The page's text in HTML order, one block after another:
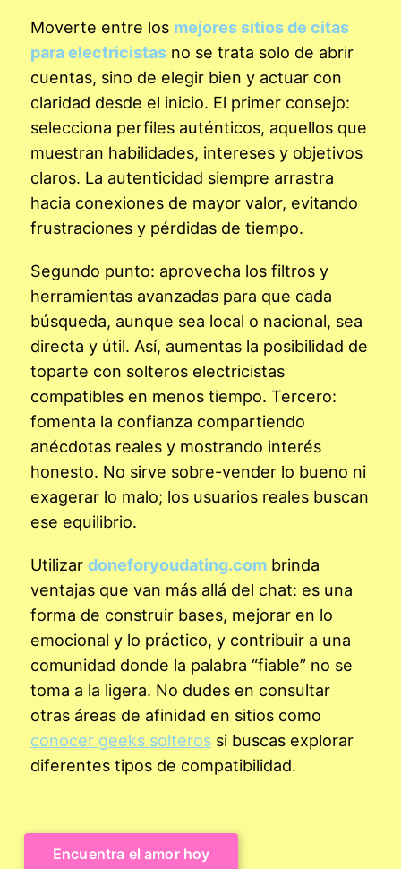
Moverte entre los mejores sitios de citas
para electricistas no se trata solo de abrir
cuentas, sino de elegir bien y actuar con
claridad desde el inicio. El primer consejo:
selecciona perfiles auténticos, aquellos que
muestran habilidades, intereses y objetivos
claros. La autenticidad siempre arrastra
hacia conexiones de mayor valor, evitando
frustraciones y pérdidas de tiempo.
Segundo punto: aprovecha los filtros y
herramientas avanzadas para que cada
búsqueda, aunque sea local o nacional, sea
directa y útil. Así, aumentas la posibilidad de
toparte con solteros electricistas
compatibles en menos tiempo. Tercero:
fomenta la confianza compartiendo
anécdotas reales y mostrando interés
honesto. No sirve sobre-vender lo bueno ni
exagerar lo malo; los usuarios reales buscan
ese equilibrio.
Utilizar doneforyoudating.com brinda
ventajas que van más allá del chat: es una
forma de construir bases, mejorar en lo
emocional y lo práctico, y contribuir a una
comunidad donde la palabra “fiable” no se
toma a la ligera. No dudes en consultar
otras áreas de afinidad en sitios como
conocer geeks solteros si buscas explorar
diferentes tipos de compatibilidad.
Encuentra el amor hoy